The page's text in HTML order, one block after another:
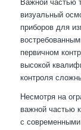
визуальный
приборов для
первичном
высокой
контроля
Несмотря на
важной частью
с